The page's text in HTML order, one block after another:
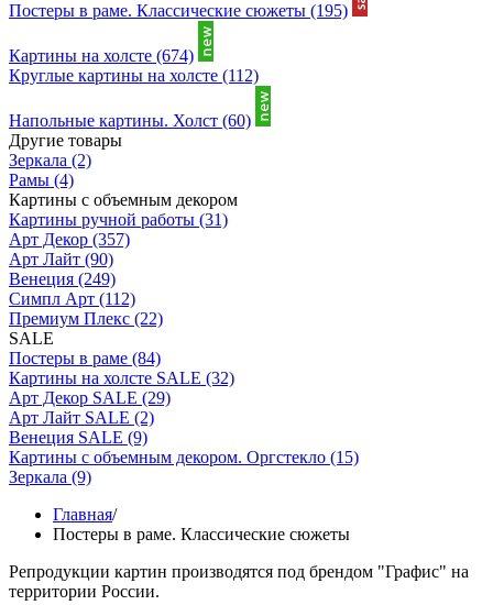
Постеры в раме. Классические сюжеты (195)
Картины на холсте (674)
Круглые картины на холсте (112)
Напольные картины. Холст (60)
Другие товары
Зеркала (2)
Рамы (4)
Картины с объемным декором
Картины ручной работы (31)
Арт Декор (357)
Арт Лайт (90)
Венеция (249)
Симпл Арт (112)
Премиум Плекс (22)
SALE
Постеры в раме (84)
Картины на холсте SALE (32)
Арт Декор SALE (29)
Арт Лайт SALE (2)
Венеция SALE (9)
Картины с объемным декором. Оргстекло (15)
Зеркала (9)
Главная/
Постеры в раме. Классические сюжеты
Репродукции картин производятся под брендом "Графис" на
территории России.